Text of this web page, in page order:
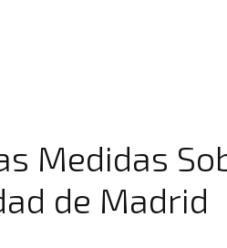
Medidas
de Madrid